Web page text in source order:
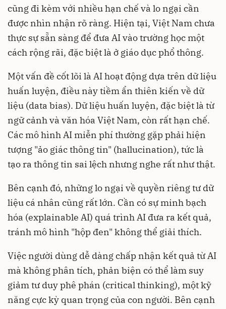
cũng đi kèm với nhiều hạn chế và lo ngại cần
được nhìn nhận rõ ràng. Hiện tại, Việt Nam chưa
thực sự sẵn sàng để đưa AI vào trường học một
cách rộng rãi, đặc biệt là ở giáo dục phổ thông.
Một vấn đề cốt lõi là AI hoạt động dựa trên dữ liệu
huấn luyện, điều này tiềm ẩn thiên kiến về dữ
liệu (data bias). Dữ liệu huấn luyện, đặc biệt là từ
ngữ cảnh và văn hóa Việt Nam, còn rất hạn chế.
Các mô hình AI miễn phí thường gặp phải hiện
tượng "ảo giác thông tin" (hallucination), tức là
tạo ra thông tin sai lệch nhưng nghe rất như thật.
Bên cạnh đó, những lo ngại về quyền riêng tư dữ
liệu cá nhân cũng rất lớn. Cần có sự minh bạch
hóa (explainable AI) quá trình AI đưa ra kết quả,
tránh mô hình "hộp đen" không thể giải thích.
Việc người dùng dễ dàng chấp nhận kết quả từ AI
mà không phân tích, phản biện có thể làm suy
giảm tư duy phê phán (critical thinking), một kỹ
năng cực kỳ quan trọng của con người. Bên cạnh